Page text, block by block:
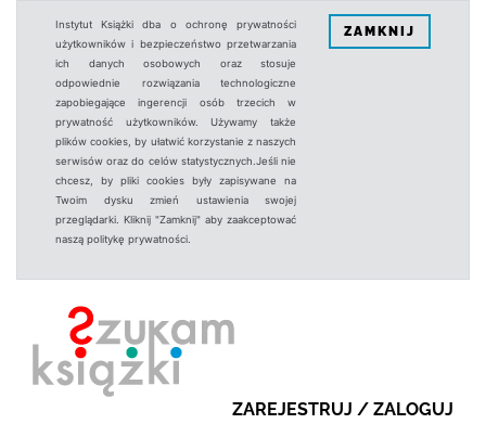
Instytut Książki dba o ochronę prywatności
użytkowników i bezpieczeństwo przetwarzania
ich danych osobowych oraz stosuje
odpowiednie rozwiązania technologiczne
zapobiegające ingerencji osób trzecich w
prywatność użytkowników. Używamy także
plików cookies, by ułatwić korzystanie z naszych
serwisów oraz do celów statystycznych.Jeśli nie
chcesz, by pliki cookies były zapisywane na
Twoim dysku zmień ustawienia swojej
przeglądarki. Kliknij "Zamknij" aby zaakceptować
naszą politykę prywatności.
ZAMKNIJ
ZAREJESTRUJ / ZALOGUJ